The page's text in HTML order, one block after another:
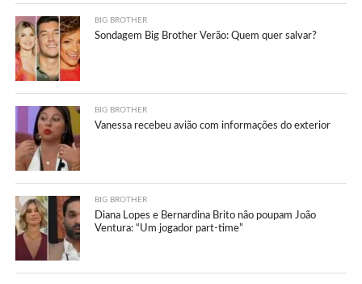
BIG BROTHER
Sondagem Big Brother Verão: Quem quer salvar?
BIG BROTHER
Vanessa recebeu avião com informações do exterior
BIG BROTHER
Diana Lopes e Bernardina Brito não poupam João
Ventura: “Um jogador part-time”